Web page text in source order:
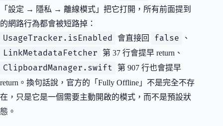
「設定 → 隱私 → 離線模式」把它打開，所有前面提到
的網路行為都會被短路掉：
UsageTracker.isEnabled 會直接回 false 、
LinkMetadataFetcher 第 37 行會提早 return、
ClipboardManager.swift
第 907 行也會提早
return。換句話說，官方的「Fully Offline」不是完全不存
在，只是它是一個需要主動開啟的模式，而不是預設狀
態。